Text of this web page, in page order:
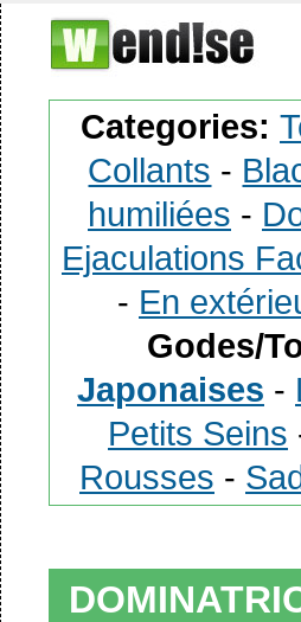
Categories:
Collants -
humiliées -
Ejaculations
- En
Godes/
Japonaises -
Petits Seins
Rousses -